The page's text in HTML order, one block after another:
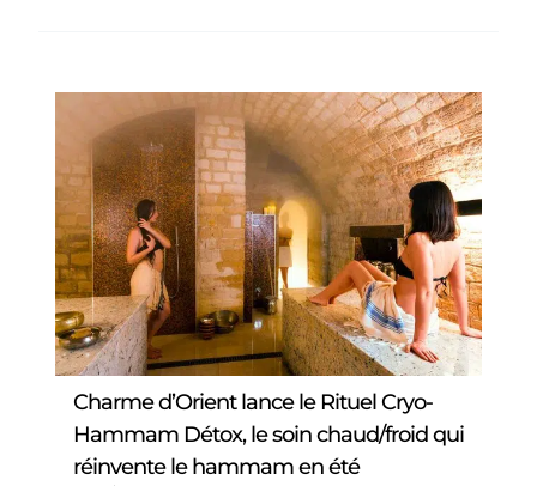
Charme d’Orient lance le Rituel Cryo-
Hammam Détox, le soin chaud/froid qui
réinvente le hammam en été